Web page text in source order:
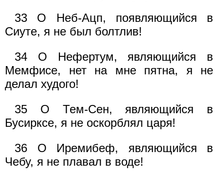
33 О Неб-Ацп, появляющийся в
Сиуте, я не был болтлив!
34 О Нефертум, являющийся в
Мемфисе, нет на мне пятна, я не
делал худого!
35 О Тем-Сен, являющийся в
Бусирксе, я не оскорблял царя!
36 О Иремибеф, являющийся в
Чебу, я не плавал в воде!